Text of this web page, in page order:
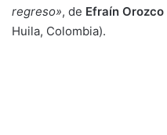
regreso», de Efraín Orozco
Huila, Colombia).